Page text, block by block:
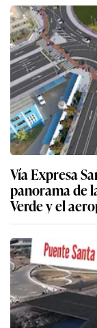
Vía Expresa
panorama de
Verde y el